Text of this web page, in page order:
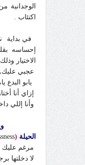
الوجدانية
اكتئاب .
في بداية
إحساسه
الاختيار
عجبي عليك
يابو البدع
إزاي أنا
وأنا إللي
الحيلة (
مرغم عليك
لا دخلتها